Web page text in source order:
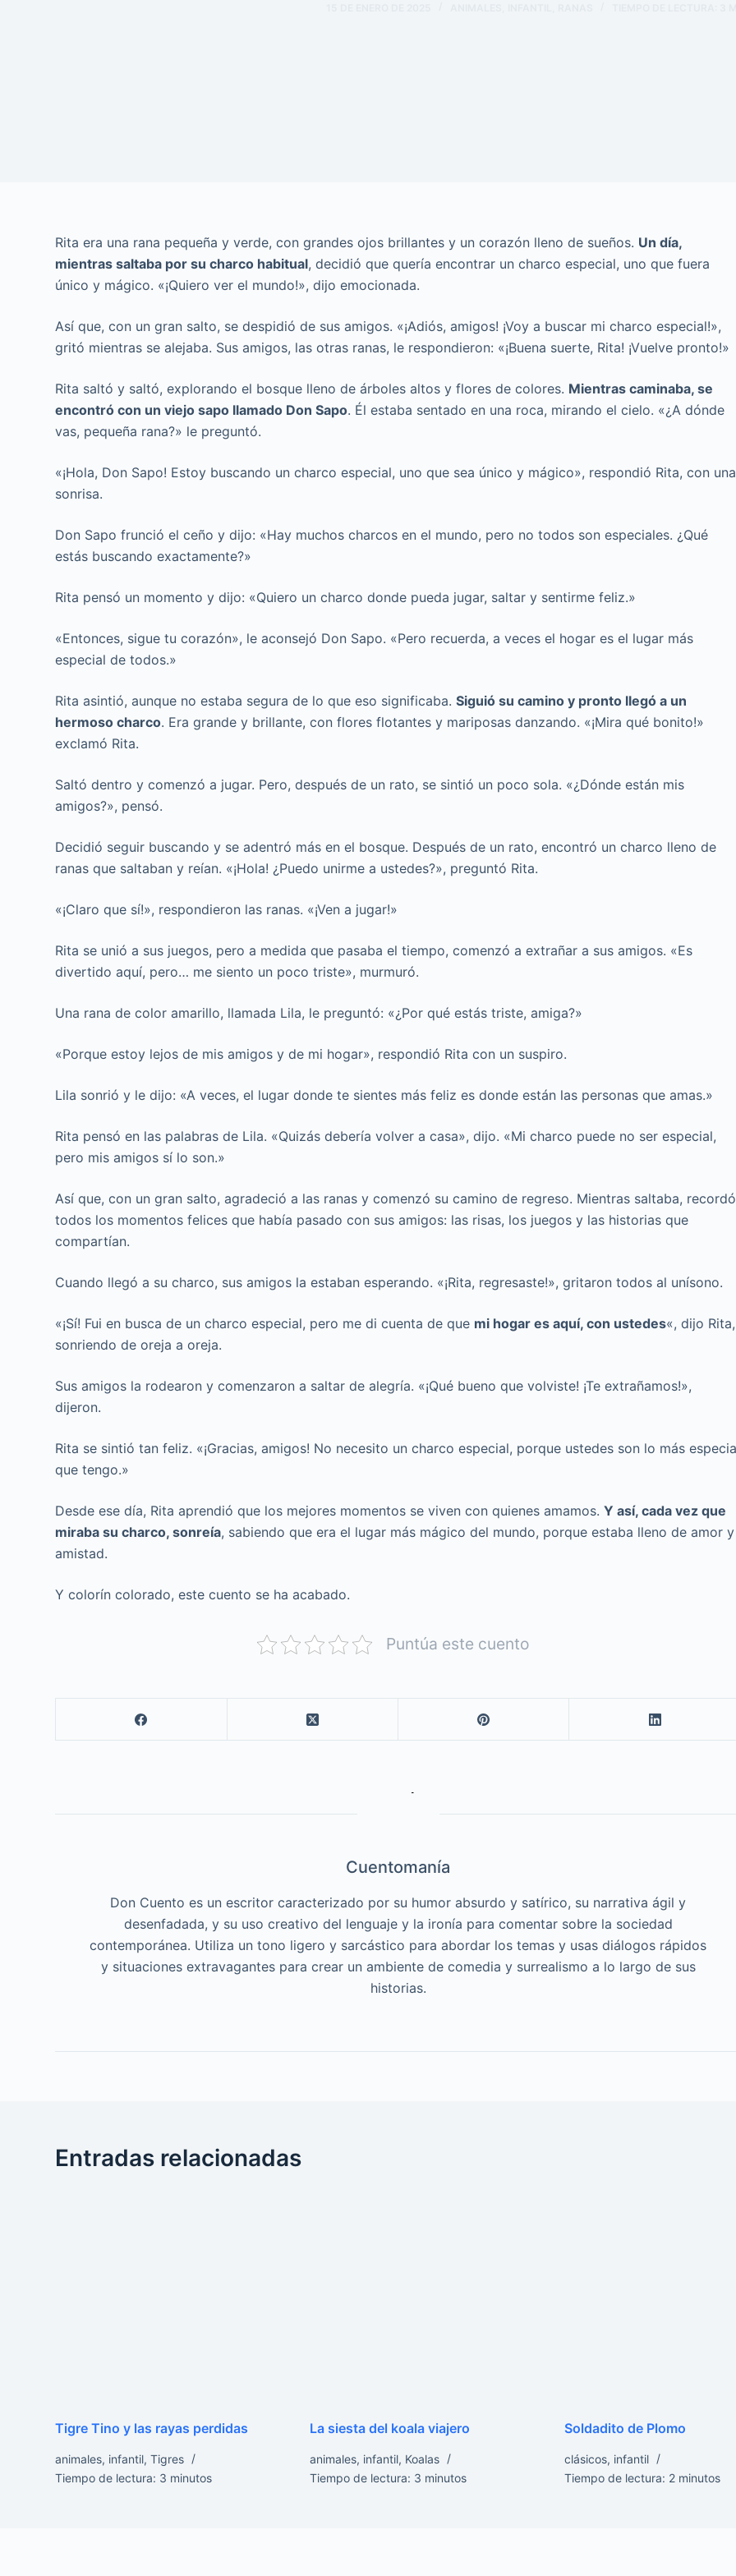
Rita era una rana pequeña y verde, con grandes ojos brillantes y un corazón lleno de sueños. Un día,
mientras saltaba por su charco habitual, decidió que quería encontrar un charco especial, uno que fuera
único y mágico. «¡Quiero ver el mundo!», dijo emocionada.
Así que, con un gran salto, se despidió de sus amigos. «¡Adiós, amigos! ¡Voy a buscar mi charco especial!»,
gritó mientras se alejaba. Sus amigos, las otras ranas, le respondieron: «¡Buena suerte, Rita! ¡Vuelve pronto!»
Rita saltó y saltó, explorando el bosque lleno de árboles altos y flores de colores. Mientras caminaba, se
encontró con un viejo sapo llamado Don Sapo. Él estaba sentado en una roca, mirando el cielo. «¿A dónde
vas, pequeña rana?» le preguntó.
«¡Hola, Don Sapo! Estoy buscando un charco especial, uno que sea único y mágico», respondió Rita, con una
sonrisa.
Don Sapo frunció el ceño y dijo: «Hay muchos charcos en el mundo, pero no todos son especiales. ¿Qué
estás buscando exactamente?»
Rita pensó un momento y dijo: «Quiero un charco donde pueda jugar, saltar y sentirme feliz.»
«Entonces, sigue tu corazón», le aconsejó Don Sapo. «Pero recuerda, a veces el hogar es el lugar más
especial de todos.»
Rita asintió, aunque no estaba segura de lo que eso significaba.Siguió su camino y pronto llegó a un
hermoso charco. Era grande y brillante, con flores flotantes y mariposas danzando. «¡Mira qué bonito!»
exclamó Rita.
Saltó dentro y comenzó a jugar. Pero, después de un rato, se sintió un poco sola. «¿Dónde están mis
amigos?», pensó.
Decidió seguir buscando y se adentró más en el bosque. Después de un rato, encontró un charco lleno de
ranas que saltaban y reían. «¡Hola! ¿Puedo unirme a ustedes?», preguntó Rita.
«¡Claro que sí!», respondieron las ranas. «¡Ven a jugar!»
Rita se unió a sus juegos, pero a medida que pasaba el tiempo, comenzó a extrañar a sus amigos. «Es
divertido aquí, pero… me siento un poco triste», murmuró.
Una rana de color amarillo, llamada Lila, le preguntó: «¿Por qué estás triste, amiga?»
«Porque estoy lejos de mis amigos y de mi hogar», respondió Rita con un suspiro.
Lila sonrió y le dijo: «A veces, el lugar donde te sientes más feliz es donde están las personas que amas.»
Rita pensó en las palabras de Lila. «Quizás debería volver a casa», dijo. «Mi charco puede no ser especial,
pero mis amigos sí lo son.»
Así que, con un gran salto, agradeció a las ranas y comenzó su camino de regreso. Mientras saltaba, recordó
todos los momentos felices que había pasado con sus amigos: las risas, los juegos y las historias que
compartían.
Cuando llegó a su charco, sus amigos la estaban esperando. «¡Rita, regresaste!», gritaron todos al unísono.
«¡Sí! Fui en busca de un charco especial, pero me di cuenta de que mi hogar es aquí, con ustedes«, dijo Rita,
sonriendo de oreja a oreja.
Sus amigos la rodearon y comenzaron a saltar de alegría. «¡Qué bueno que volviste! ¡Te extrañamos!»,
dijeron.
Rita se sintió tan feliz. «¡Gracias, amigos! No necesito un charco especial, porque ustedes son lo más
que tengo.»
Desde ese día, Rita aprendió que los mejores momentos se viven con quienes amamos.Y así, cada vez que
miraba su charco, sonreía, sabiendo que era el lugar más mágico del mundo, porque estaba lleno de amor y
amistad.
Y colorín colorado, este cuento se ha acabado.
Puntúa este cuento
Cuentomanía
Don Cuento es un escritor caracterizado por su humor absurdo y satírico, su narrativa ágil y
desenfadada, y su uso creativo del lenguaje y la ironía para comentar sobre la sociedad
contemporánea. Utiliza un tono ligero y sarcástico para abordar los temas y usas diálogos rápidos
y situaciones extravagantes para crear un ambiente de comedia y surrealismo a lo largo de sus
historias.
Entradas relacionadas
Tigre Tino y las rayas perdidas
animales, infantil,Tigres
Tiempo de lectura: 3 minutos
La siesta del koala viajero
animales, infantil, Koalas
Tiempo de lectura: 3 minutos
Soldadito de Plomo
clásicos, infantil
Tiempo de lectura: 2 minutos